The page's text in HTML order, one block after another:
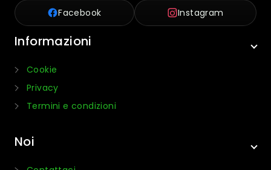
Facebook Instagram
Informazioni
Cookie
Privacy
Termini e condizioni
Noi